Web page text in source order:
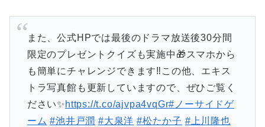
また、公式HPでは最後のドラマ放送後30分間
限定のプレゼントクイズも実施中🎁スマホから
も簡単にチャレンジできます‼️この他、エキス
トラ写真館も更新していますので、ぜひご覧く
ださい✨ https://t.co/ajvpa4vqGr#ノーサイドゲ
ーム #池井戸潤 #大泉洋 #松たか子 #上川隆也